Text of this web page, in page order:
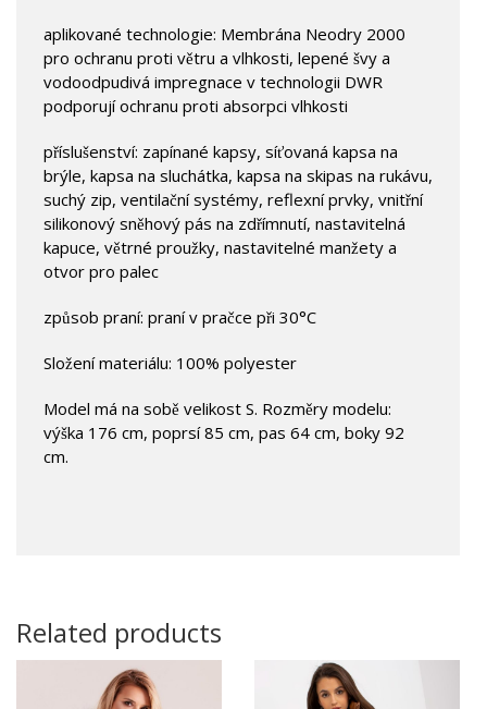
aplikované technologie: Membrána Neodry 2000
pro ochranu proti větru a vlhkosti, lepené švy a
vodoodpudivá impregnace v technologii DWR
podporují ochranu proti absorpci vlhkosti
příslušenství: zapínané kapsy, síťovaná kapsa na
brýle, kapsa na sluchátka, kapsa na skipas na rukávu,
suchý zip, ventilační systémy, reflexní prvky, vnitřní
silikonový sněhový pás na zdřímnutí, nastavitelná
kapuce, větrné proužky, nastavitelné manžety a
otvor pro palec
způsob praní: praní v pračce při 30°C
Složení materiálu: 100% polyester
Model má na sobě velikost S. Rozměry modelu:
výška 176 cm, poprsí 85 cm, pas 64 cm, boky 92
cm.
Related products